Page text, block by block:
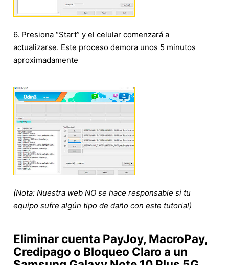
6. Presiona “Start” y el celular comenzará a
actualizarse. Este proceso demora unos 5 minutos
aproximadamente
(Nota: Nuestra web NO se hace responsable si tu
equipo sufre algún tipo de daño con este tutorial)
Eliminar cuenta PayJoy, MacroPay,
Credipago o Bloqueo Claro a un